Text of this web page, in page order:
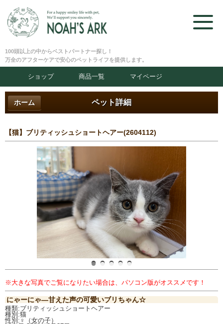
100頭以上の中からベストパートナー探し！
万全のアフターケアで安心のペットライフを提供します。
ショップ 商品一覧 マイページ
ペット詳細
ホーム
【猫】ブリティッシュショートヘアー(2604112)
※大きな写真でご覧になりたい場合は、パソコン版がオススメです！
にゃーにゃ―甘えた声の可愛いブリちゃん☆
種類:ブリティッシュショートヘアー
種別:猫
性別:♀（女の子）